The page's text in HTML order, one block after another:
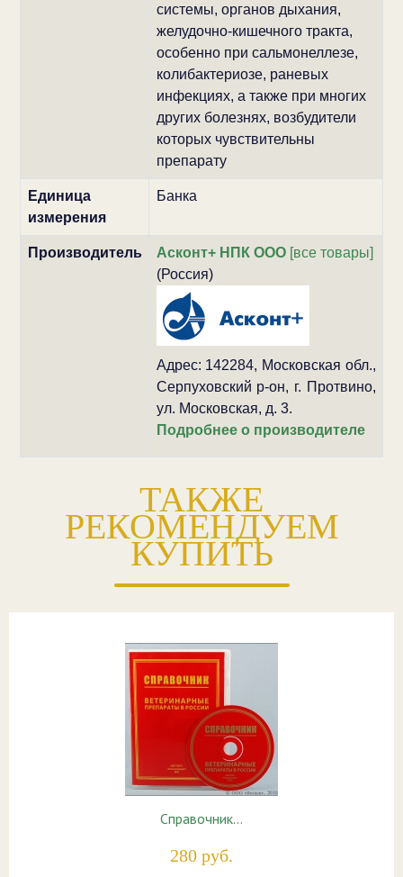
системы, органов дыхания,
желудочно-кишечного тракта,
особенно при сальмонеллезе,
колибактериозе, раневых
инфекциях, а также при многих
других болезнях, возбудители
которых чувствительны
препарату
Единица
измерения
Банка
Производитель Асконт+ НПК ООО[все товары]
(Россия)
Адрес: 142284, Московская обл.,
Серпуховский р-он, г. Протвино,
ул. Московская, д. 3.
Подробнее о производителе
ТАКЖЕ
РЕКОМЕНДУЕМ
КУПИТЬ
Справочник…
280 руб.